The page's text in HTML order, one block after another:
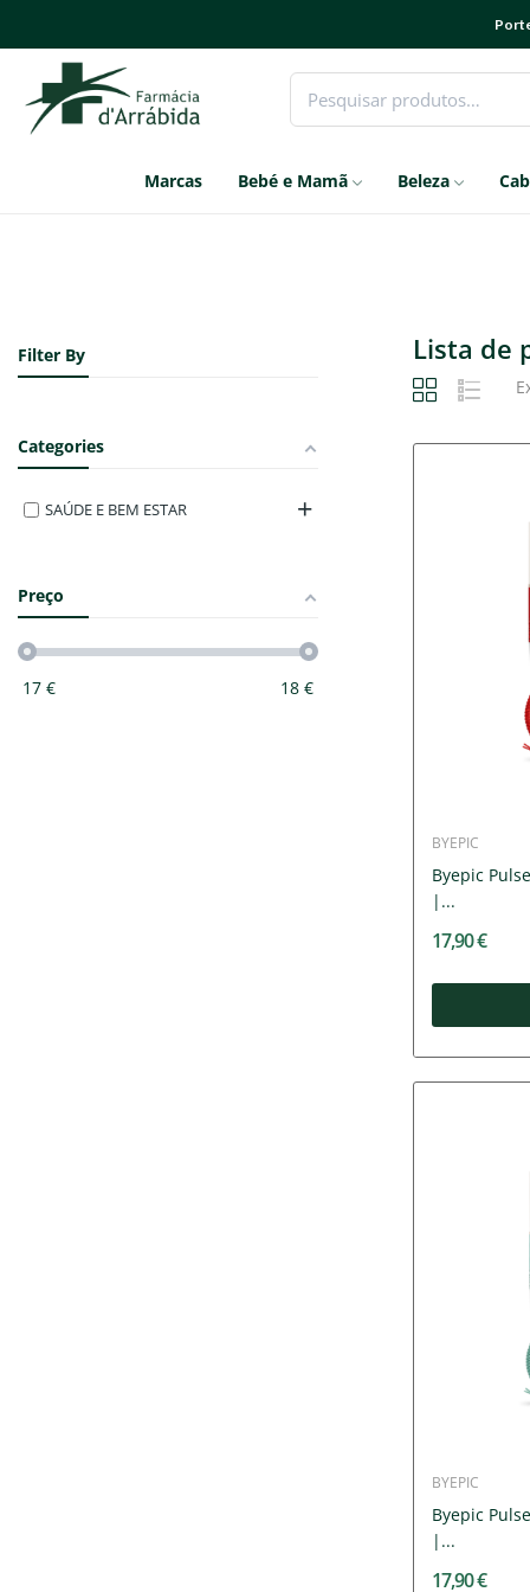
Marcas Bebé e Mamã Beleza
Filter By
Categories
SAÚDE E BEM ESTAR
Preço
17 € 18€
Lista de
BYEPIC
Byepic
|...
17,90 €
BYEPIC
Byepic
|...
17,90 €